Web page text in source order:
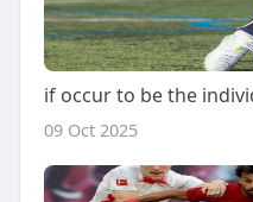
09 Oct 2025